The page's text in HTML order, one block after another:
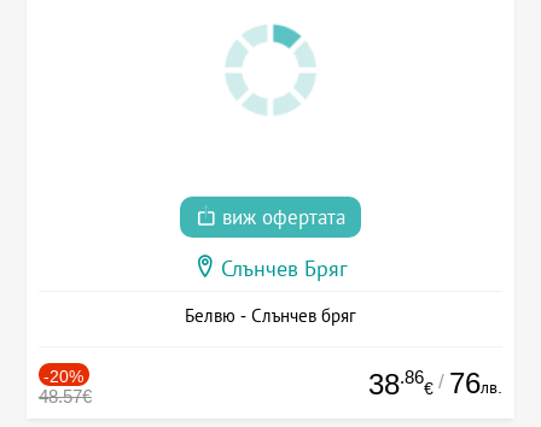
виж офертата
Слънчев Бряг
Белвю - Слънчев бряг
-20%
48.57€ 38.86
€ / 76лв.